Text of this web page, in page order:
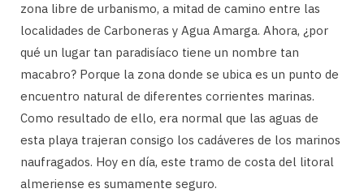
zona libre de urbanismo, a mitad de camino entre las
localidades de Carboneras y Agua Amarga. Ahora, ¿por
qué un lugar tan paradisíaco tiene un nombre tan
macabro? Porque la zona donde se ubica es un punto de
encuentro natural de diferentes corrientes marinas.
Como resultado de ello, era normal que las aguas de
esta playa trajeran consigo los cadáveres de los marinos
naufragados. Hoy en día, este tramo de costa del litoral
almeriense es sumamente seguro.